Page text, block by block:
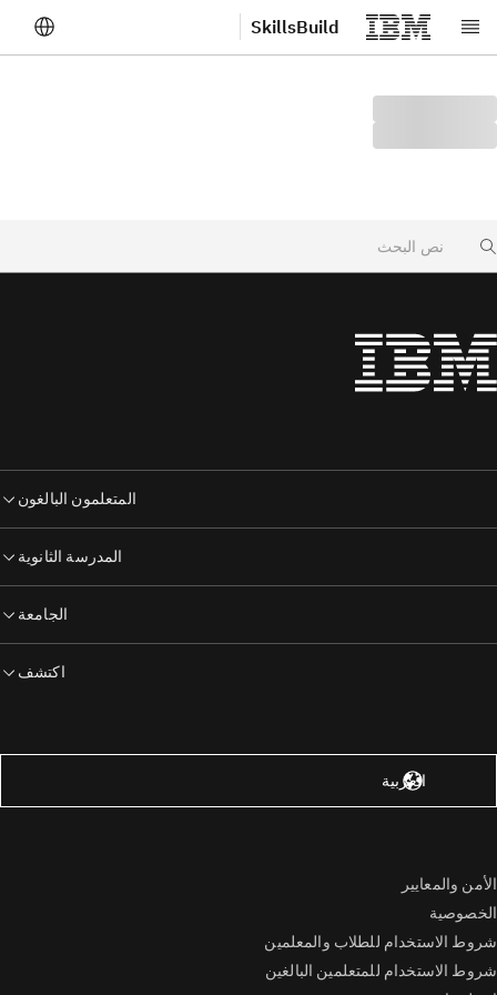
الانتقال إلى المحتوى الرئيسي
SkillsBuild
Search
المتعلمون البالغون
المدرسة الثانوية
الجامعة
اكتشف
العربية
الأمن والمعايير
الخصوصية
شروط الاستخدام للطلاب والمعلمين
شروط الاستخدام للمتعلمين البالغين